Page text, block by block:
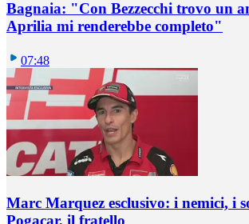
Bagnaia: "Con Bezzecchi trovo un
Aprilia mi renderebbe completo"
07:48
Marc Marquez esclusivo: i nemici, i
Pogacar, il fratello